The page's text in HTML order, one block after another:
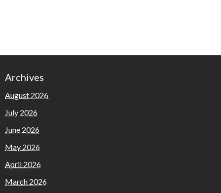
Archives
August 2026
July 2026
June 2026
May 2026
April 2026
March 2026